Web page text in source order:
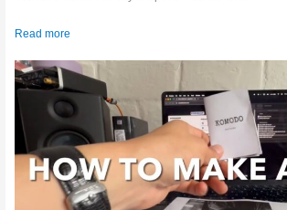
Read more